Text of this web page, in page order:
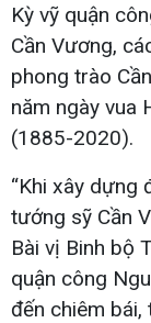
Kỳ vỹ quận
Cần Vương,
phong trào
năm ngày vua
(1885-2020).
“Khi xây dựng
tướng sỹ Cần
Bài vị Binh bộ
quận công
đến chiêm bái,